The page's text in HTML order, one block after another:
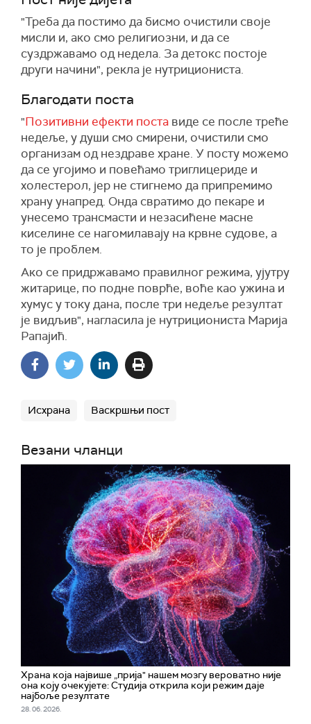
"Треба да постимо да бисмо очистили своје
мисли и, ако смо религиозни, и да се
суздржавамо од недела. За детокс постоје
други начини", рекла је нутрициониста.
Благодати поста
"Позитивни ефекти поста виде се после треће
недеље, у души смо смирени, очистили смо
организам од нездраве хране. У посту можемо
да се угојимо и повећамо триглицериде и
холестерол, јер не стигнемо да припремимо
храну унапред. Онда свратимо до пекаре и
унесемо трансмасти и незасићене масне
киселине се нагомилавају на крвне судове, а
то је проблем.
Ако се придржавамо правилног режима, ујутру
житарице, по подне поврће, воће као ужина и
хумус у току дана, после три недеље резултат
је видљив", нагласила је нутрициониста Марија
Рапајић.
Исхрана Васкршњи пост
Везани чланци
Храна која највише „прија" нашем мозгу вероватно није
она коју очекујете: Студија открила који режим даје
најбоље резултате
28. 06. 2026.